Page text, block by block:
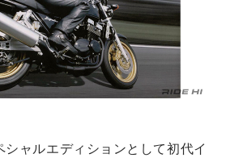
シャルエディションとして初代イ